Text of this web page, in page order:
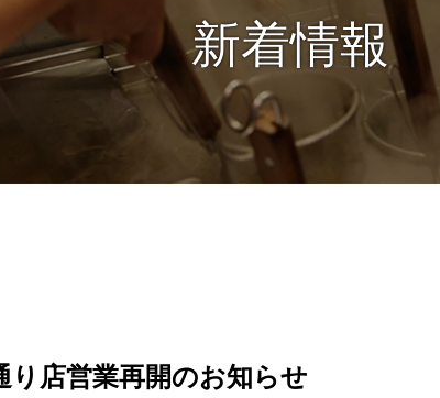
新着情報
店営業再開のお知らせ